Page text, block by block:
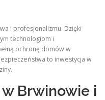
i profesjonalizmu. Dzięki
technologiom i
ochronę domów w
to inwestycja w
Brwinowie i